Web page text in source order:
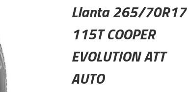
Llanta 265/70R17
115T COOPER
EVOLUTION ATT
AUTO